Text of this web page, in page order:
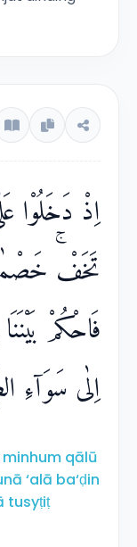
اِذْ دَخَلُوْا
تَخَفْۚ
فَاحْكُمْ
اِلٰى سَوَاۤءِ
minhum qālū
‘alā ba‘ḍin
tusyṭiṭ